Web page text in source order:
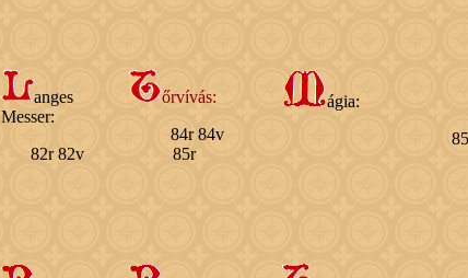
anges
Messer:
82r 82v
őrvívás:
84r 84v
85r
ágia: